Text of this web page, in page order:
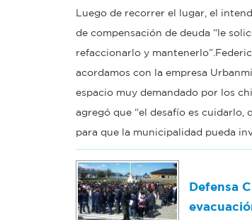
Luego de recorrer el lugar, el
de compensación de deuda “le
refaccionarlo y
acordamos con la empresa
espacio muy demandado por los
agregó que “el desafío es cuidarlo,
para que la municipalidad pueda
Defensa